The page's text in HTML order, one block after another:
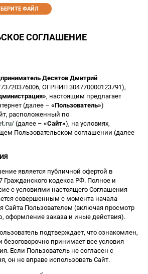
ФАЙЛ
СОГЛАШЕНИЕ
Десятов Дмитрий
ОГРНИП 304770000123791),
, настоящим предлагает
(далее – «Пользователь»)
расположенный по
(далее – «Сайт»), на условиях,
Пользовательском соглашении (далее
является публичной офертой в
Гражданского кодекса РФ. Полное и
с условиями настоящего Соглашения
совершенным с момента начала
Сайта Пользователем (включая просмотр
оформление заказа и иные действия).
подтверждает, что ознакомлен,
безоговорочно принимает все условия
Если Пользователь не согласен с
он не вправе использовать Сайт.